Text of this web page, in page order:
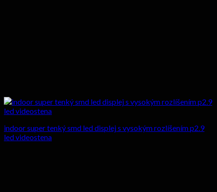
indoor super tenký smd led displej s vysokým rozlíšením p2.9
led videostena